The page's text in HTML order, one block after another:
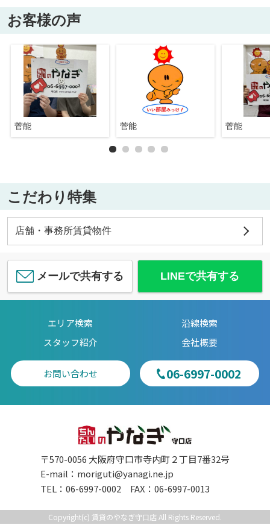
お客様の声
菅能 菅能 菅能
こだわり特集
店舗・事務所賃貸物件
メールで共有する LINEで共有する
エリア検索
沿線検索
スタッフ紹介
会社概要
お問い合わせ 06-6997-0002
〒570-0056 大阪府守口市寺内町２丁目7番32号
E-mail： moriguti@yanagi.ne.jp
TEL：06-6997-0002 FAX：06-6997-0013
Copyright(c) 賃貸のやなぎ守口店 All Rights Reserved.